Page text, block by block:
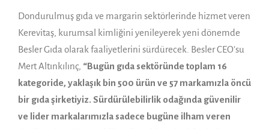
Dondurulmuş gıda ve margarin sektörlerinde hizmet veren
Kerevitaş, kurumsal kimliğini yenileyerek yeni dönemde
Besler Gıda olarak faaliyetlerini sürdürecek. Besler CEO’su
Mert Altınkılınç, “Bugün gıda sektöründe toplam 16
kategoride, yaklaşık bin 500 ürün ve 57 markamızla öncü
bir gıda şirketiyiz. Sürdürülebilirlik odağında güvenilir
ve lider markalarımızla sadece bugüne ilham veren